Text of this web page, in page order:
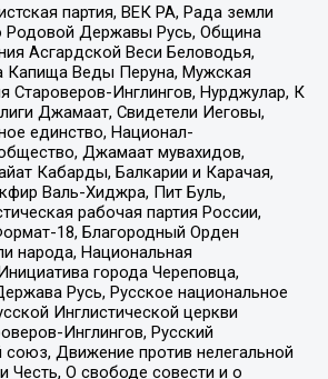
партия, ВЕК РА, Рада земли
Родовой Державы Русь, Община
Асгардской Веси Беловодья,
Капища Веды Перуна, Мужская
Староверов-Инглингов, Нурджулар, К
Джамаат, Свидетели Иеговы,
единство, Национал-
Джамаат мувахидов,
Кабарды, Балкарии и Карачая,
Валь-Хиджра, Пит Буль,
рабочая партия России,
18, Благородный Орден
народа, Национальная
города Череповца,
Русь, Русское национальное
Инглистической церкви
Инглингов, Русский
Движение против нелегальной
Честь, О свободе совести и о